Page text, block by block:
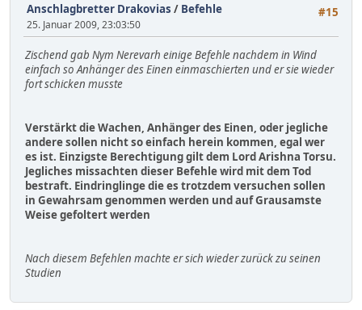
#15
Anschlagbretter Drakovias / Befehle
25. Januar 2009, 23:03:50
Zischend gab Nym Nerevarh einige Befehle nachdem in Wind
einfach so Anhänger des Einen einmaschierten und er sie wieder
fort schicken musste
Verstärkt die Wachen, Anhänger des Einen, oder jegliche
andere sollen nicht so einfach herein kommen, egal wer
es ist. Einzigste Berechtigung gilt dem Lord Arishna Torsu.
Jegliches missachten dieser Befehle wird mit dem Tod
bestraft. Eindringlinge die es trotzdem versuchen sollen
in Gewahrsam genommen werden und auf Grausamste
Weise gefoltert werden
Nach diesem Befehlen machte er sich wieder zurück zu seinen
Studien